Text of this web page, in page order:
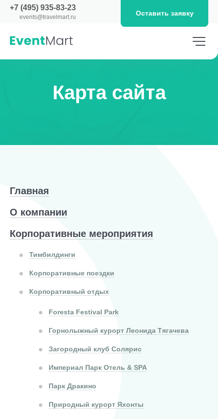
+7 (495) 935-83-23
events@travelmart.ru Оставить заявку
Карта сайта
Главная
О компании
Корпоративные мероприятия
Тимбилдинги
Корпоративные поездки
Корпоративный отдых
Foresta Festival Park
Горнолыжный курорт Леонида Тягачева
Загородный клуб Солярис
Империал Парк Отель & SPA
Парк Дракино
Природный курорт Яхонты